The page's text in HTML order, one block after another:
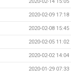
2020-02-09 17:18
2020-02-08 15:45
2020-02-05 11:02
2020-02-02 14:04
2020-01-29 07:33